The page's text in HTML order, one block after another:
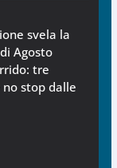
svela la
Agosto
tre
stop dalle